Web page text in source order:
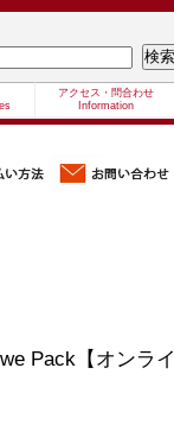
アクセス・問合わせ
Information
Pack【オンライ